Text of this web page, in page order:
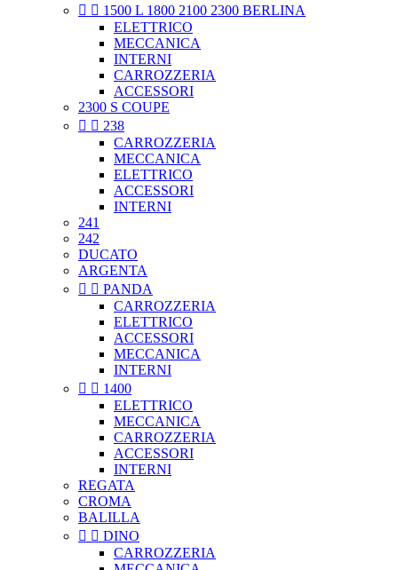
  1500 L 1800 2100 2300 BERLINA
ELETTRICO
MECCANICA
INTERNI
CARROZZERIA
ACCESSORI
2300 S COUPE
  238
CARROZZERIA
MECCANICA
ELETTRICO
ACCESSORI
INTERNI
241
242
DUCATO
ARGENTA
  PANDA
CARROZZERIA
ELETTRICO
ACCESSORI
MECCANICA
INTERNI
  1400
ELETTRICO
MECCANICA
CARROZZERIA
ACCESSORI
INTERNI
REGATA
CROMA
BALILLA
  DINO
CARROZZERIA